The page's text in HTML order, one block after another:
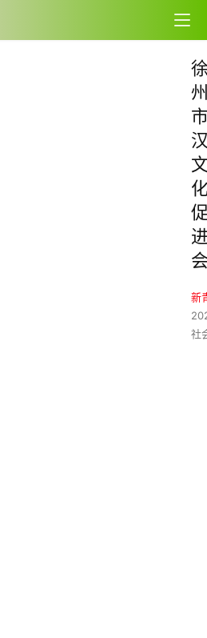
新
社